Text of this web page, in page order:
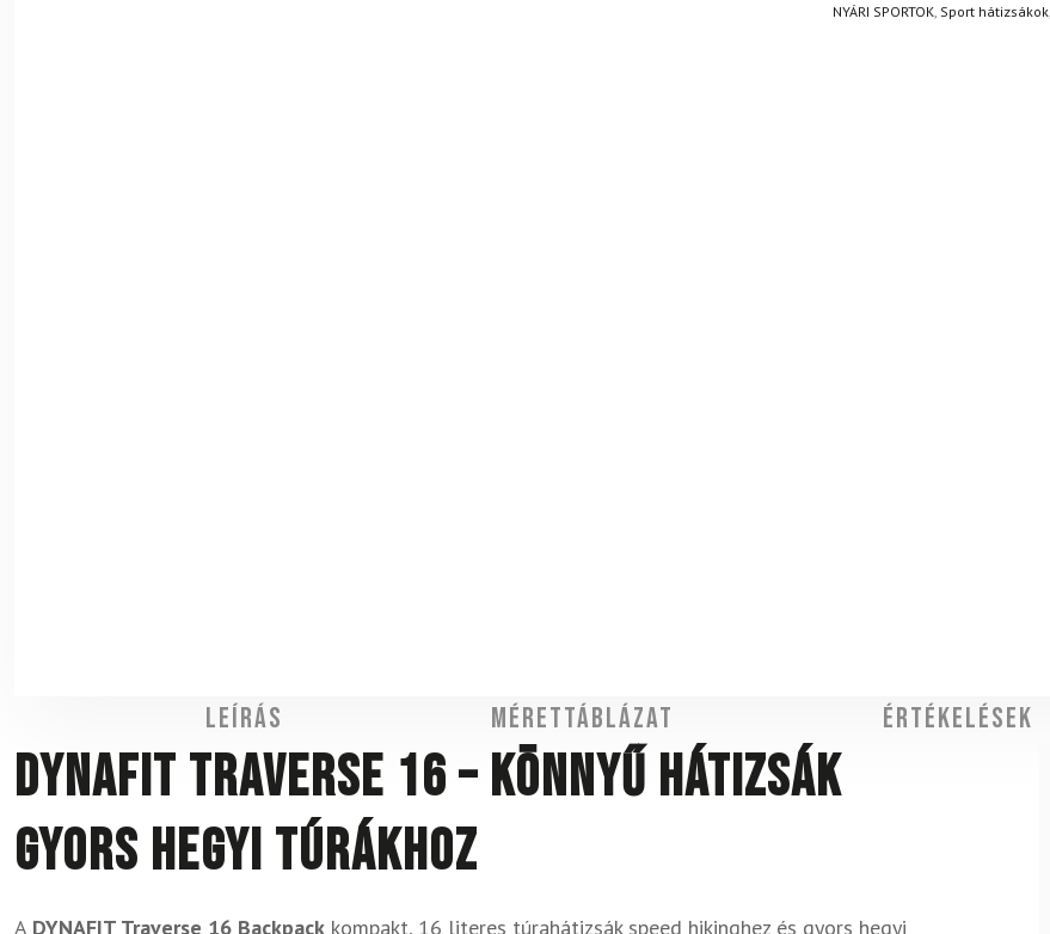
NYÁRI SPORTOK, Sport hátizsákok,
Leírás Mérettáblázat Értékelések
DYNAFIT Traverse 16 – könnyű hátizsák
gyors hegyi túrákhoz
A DYNAFIT Traverse 16 Backpack kompakt, 16 literes túrahátizsák speed hikinghez és gyors hegyi